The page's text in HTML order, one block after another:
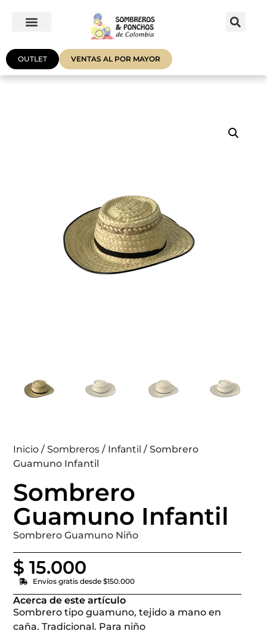
OUTLET VENTAS AL POR MAYOR
Inicio / Sombreros / Infantil / Sombrero
Guamuno Infantil
Sombrero
Guamuno Infantil
Sombrero Guamuno Niño
$ 15.000
Envíos gratis desde $150.000
Acerca de este artículo
Sombrero tipo guamuno, tejido a mano en
caña. Tradicional. Para niño